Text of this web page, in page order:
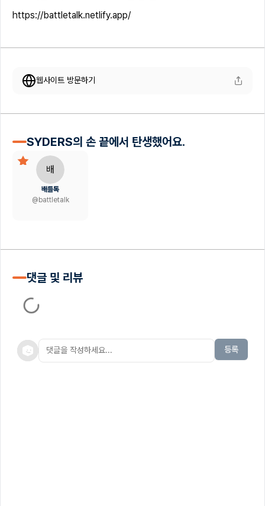
https://battletalk.netlify.app/
웹사이트 방문하기
SYDERS의 손 끝에서 탄생했어요.
배
배틀톡
@battletalk
댓글 및 리뷰
등록